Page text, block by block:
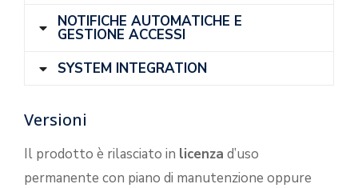
NOTIFICHE AUTOMATICHE E
GESTIONE ACCESSI
SYSTEM INTEGRATION
Versioni
Il prodotto è rilasciato in licenza d’uso
permanente con piano di manutenzione oppure